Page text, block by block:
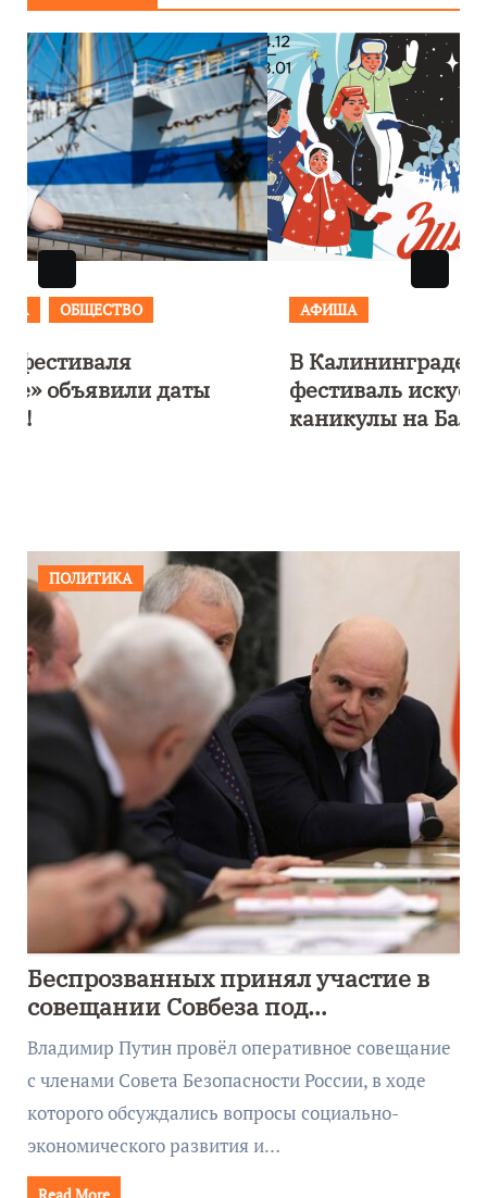
АФИША
В Калининграде пройдет
фестиваль искусств «Зимние
каникулы на Балтике»
ПОЛИТИКА
Беспрозванных принял участие в
совещании Совбеза под
руководством Путина
Владимир Путин провёл оперативное совещание
с членами Совета Безопасности России, в ходе
которого обсуждались вопросы социально-
экономического развития и…